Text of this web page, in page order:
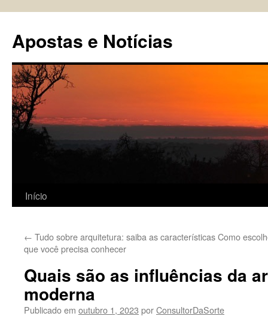
conteúdo
Apostas e Notícias
Início
← Tudo sobre arquitetura: saiba as características
que você precisa conhecer
Como
Quais são as influências da
moderna
Publicado em outubro 1, 2023 porConsultorDaSorte